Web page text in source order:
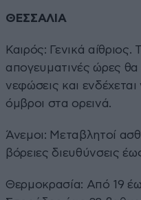
ΘΕΣΣΑΛΙΑ
Καιρός: Γενικά αίθριος.
απογευματινές ώρες
νεφώσεις και
όμβροι στα ορεινά.
Άνεμοι: Μεταβλητοί
βόρειες διευθύνσεις
Θερμοκρασία: Από 19